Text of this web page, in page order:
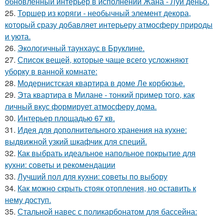
25. Торшер из коряги - необычный элемент декора,
который сразу добавляет интерьеру атмосферу природы
и уюта.
26. Экологичный таунхаус в Бруклине.
27. Список вещей, которые чаще всего усложняют
уборку в ванной комнате:
28. Модернистская квартира в доме Ле корбюзье.
29. Эта квартира в Милане - тонкий пример того, как
личный вкус формирует атмосферу дома.
30. Интерьер площадью 67 кв.
31. Идея для дополнительного хранения на кухне:
выдвижной узкий шкафчик для специй.
32. Как выбрать идеальное напольное покрытие для
кухни: советы и рекомендации
33. Лучший пол для кухни: советы по выбору
34. Как можно скрыть стояк отопления, но оставить к
нему доступ.
35. Стальной навес с поликарбонатом для бассейна: